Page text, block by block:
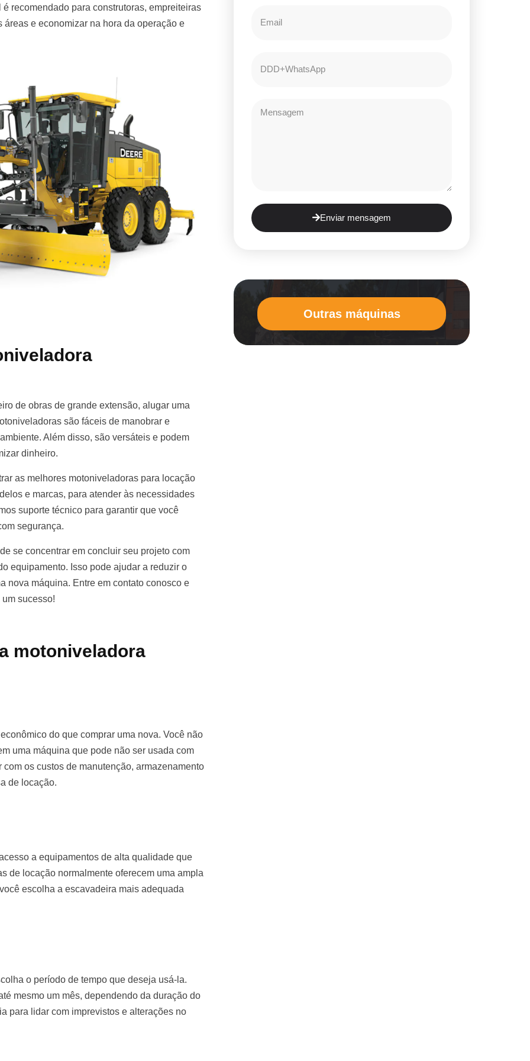
recomendado para construtoras, empreiteiras
e economizar na hora da operação e
de obras de grande extensão, alugar uma
são fáceis de manobrar e
Além disso, são versáteis e podem
dinheiro.
as melhores motoniveladoras para locação
e marcas, para atender às necessidades
suporte técnico para garantir que você
segurança.
se concentrar em concluir seu projeto com
equipamento. Isso pode ajudar a reduzir o
nova máquina. Entre em contato conosco e
sucesso!
motoniveladora
do que comprar uma nova. Você não
uma máquina que pode não ser usada com
os custos de manutenção, armazenamento
de locação.
a equipamentos de alta qualidade que
de locação normalmente oferecem uma ampla
escolha a escavadeira mais adequada
o período de tempo que deseja usá-la.
mesmo um mês, dependendo da duração do
para lidar com imprevistos e alterações no
Enviar mensagem
Outras máquinas